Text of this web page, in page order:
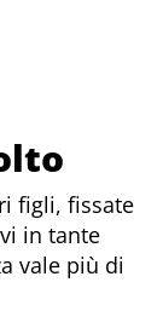
figli, fissate
in tante
vale più di